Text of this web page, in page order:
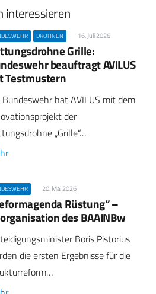
interessieren
DROHNEN 16. Juli 2026
Grille:
beauftragt AVILUS
Testmustern
Bundeswehr hat AVILUS mit dem
der
„Grille“…
20. Mai 2026
Rüstung“ –
des BAAINBw
Boris Pistorius
die ersten Ergebnisse für die